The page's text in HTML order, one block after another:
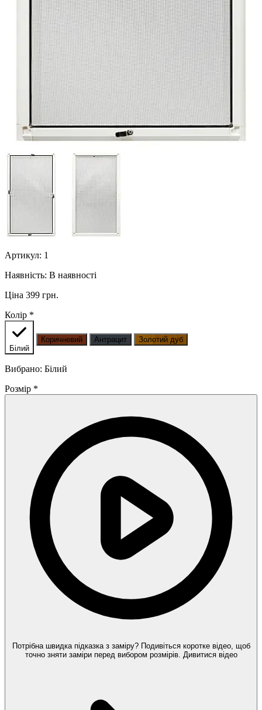
Артикул: 1
Наявність: В наявності
Ціна 399 грн.
Колір *
Білий
Коричневий Антрацит Золотий дуб
Вибрано: Білий
Розмір *
Потрібна швидка підказка з заміру? Подивіться коротке відео, щоб
точно зняти заміри перед вибором розмірів. Дивитися відео